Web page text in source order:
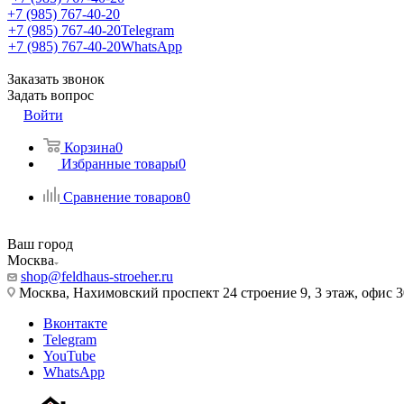
+7 (985) 767-40-20
+7 (985) 767-40-20Telegram
+7 (985) 767-40-20WhatsApp
Заказать звонок
Задать вопрос
Войти
Корзина0
Избранные товары0
Сравнение товаров0
Ваш город
Москва
shop@feldhaus-stroeher.ru
Москва, Нахимовский проспект 24 строение 9, 3 этаж, офис
Вконтакте
Telegram
YouTube
WhatsApp